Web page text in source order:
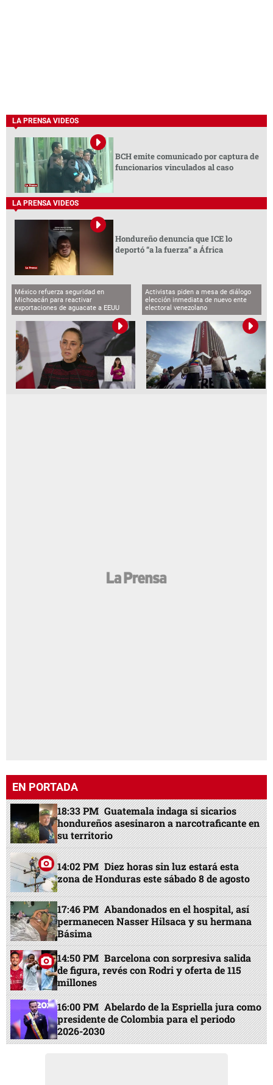
LA PRENSA VIDEOS
BCH emite comunicado por captura de
funcionarios vinculados al caso
LA PRENSA VIDEOS
Hondureño denuncia que ICE lo
deportó “a la fuerza” a África
México refuerza seguridad en
Michoacán para reactivar
exportaciones de aguacate a EEUU
Activistas piden a mesa de diálogo
elección inmediata de nuevo ente
electoral venezolano
EN PORTADA
18:33 PM Guatemala indaga si sicarios
hondureños asesinaron a narcotraficante en
su territorio
14:02 PM Diez horas sin luz estará esta
zona de Honduras este sábado 8 de agosto
17:46 PM Abandonados en el hospital, así
permanecen Nasser Hilsaca y su hermana
Básima
14:50 PM Barcelona con sorpresiva salida
de figura, revés con Rodri y oferta de 115
millones
16:00 PM Abelardo de la Espriella jura como
presidente de Colombia para el periodo
2026-2030